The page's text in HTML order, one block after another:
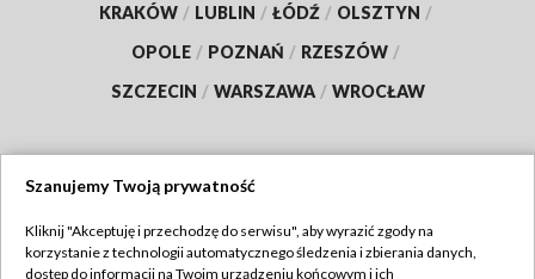
KRAKÓW / LUBLIN / ŁÓDŹ / OLSZTYN /
OPOLE / POZNAŃ / RZESZÓW /
SZCZECIN / WARSZAWA / WROCŁAW
TVP
Szanujemy Twoją prywatność
Kliknij "Akceptuję i przechodzę do serwisu", aby wyrazić zgody na
korzystanie z technologii automatycznego śledzenia i zbierania danych,
dostęp do informacji na Twoim urządzeniu końcowym i ich